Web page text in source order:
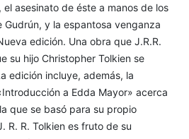
el asesinato de éste a manos de los
Gudrún, y la espantosa venganza
edición. Una obra que J.R.R.
su hijo Christopher Tolkien se
edición incluye, además, la
a Edda Mayor» acerca
que se basó para su propio
R. R. Tolkien es fruto de su